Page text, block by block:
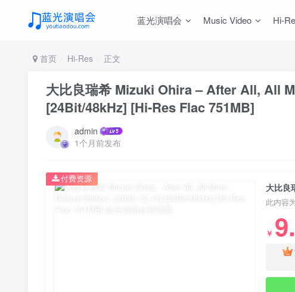
蓝光演唱会 Music Video Hi-
首页 Hi-Res 正文
大比良瑞希 Mizuki Ohira – After All, All
[24Bit/48kHz] [Hi-Res Flac 751MB]
admin
1个月前发布
此内容
￥
付费资源